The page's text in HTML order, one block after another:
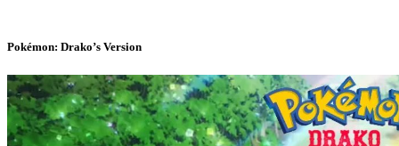
Pokémon: Drako’s Version